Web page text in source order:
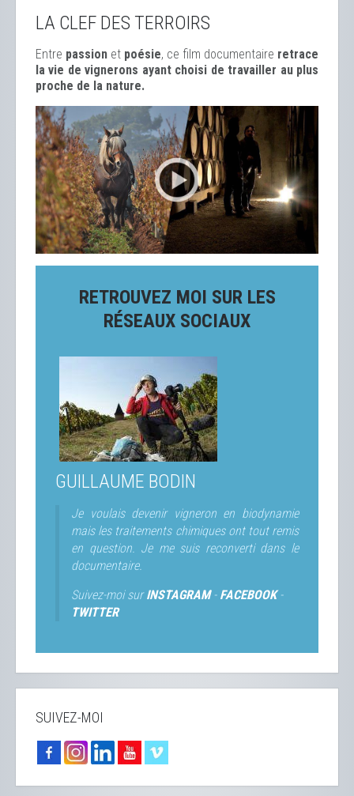
LA CLEF DES TERROIRS
Entre passion et poésie, ce film documentaire retrace
la vie de vignerons ayant choisi de travailler au plus
proche de la nature.
RETROUVEZ MOI SUR LES
RÉSEAUX SOCIAUX
GUILLAUME BODIN
Je voulais devenir vigneron en biodynamie
mais les traitements chimiques ont tout remis
en question. Je me suis reconverti dans le
documentaire.
Suivez-moi surINSTAGRAM- FACEBOOK-
TWITTER
SUIVEZ-MOI